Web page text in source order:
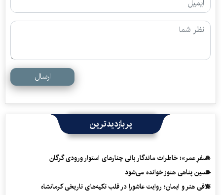
ارسال
پربازدیدترین
«سفرِ عمر»؛ خاطرات ماندگار بانی چنارهای استوار ورودی گرگان
حسین پناهی هنوز خوانده می‌شود
تلاقی هنر و ایمان؛ روایت عاشورا در قلب تکیه‌های تاریخی کرمانشاه